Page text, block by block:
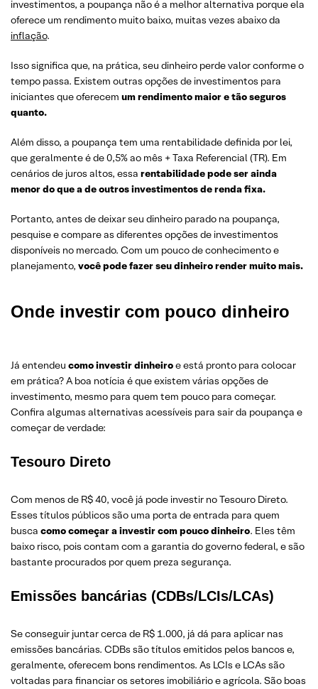
investimentos, a poupança não é a melhor alternativa porque ela
oferece um rendimento muito baixo, muitas vezes abaixo da
inflação.
Isso significa que, na prática, seu dinheiro perde valor conforme o
tempo passa. Existem outras opções de investimentos para
iniciantes que oferecem um rendimento maior e tão seguros
quanto.
Além disso, a poupança tem uma rentabilidade definida por lei,
que geralmente é de 0,5% ao mês + Taxa Referencial (TR). Em
cenários de juros altos, essa rentabilidade pode ser ainda
menor do que a de outros investimentos de renda fixa.
Portanto, antes de deixar seu dinheiro parado na poupança,
pesquise e compare as diferentes opções de investimentos
disponíveis no mercado. Com um pouco de conhecimento e
planejamento, você pode fazer seu dinheiro render muito mais.
Onde investir com pouco dinheiro
Já entendeu como investir dinheiroe está pronto para colocar
em prática? A boa notícia é que existem várias opções de
investimento, mesmo para quem tem pouco para começar.
Confira algumas alternativas acessíveis para sair da poupança e
começar de verdade:
Tesouro Direto
Com menos de R$ 40, você já pode investir no Tesouro Direto.
Esses títulos públicos são uma porta de entrada para quem
busca como começar a investir com pouco dinheiro. Eles têm
baixo risco, pois contam com a garantia do governo federal, e são
bastante procurados por quem preza segurança.
Emissões bancárias (CDBs/LCIs/LCAs)
Se conseguir juntar cerca de R$ 1.000, já dá para aplicar nas
emissões bancárias. CDBs são tí­tulos emitidos pelos bancos e,
geralmente, oferecem bons rendimentos. As LCIs e LCAs são
voltadas para financiar os setores imobiliário e agrícola. São boas